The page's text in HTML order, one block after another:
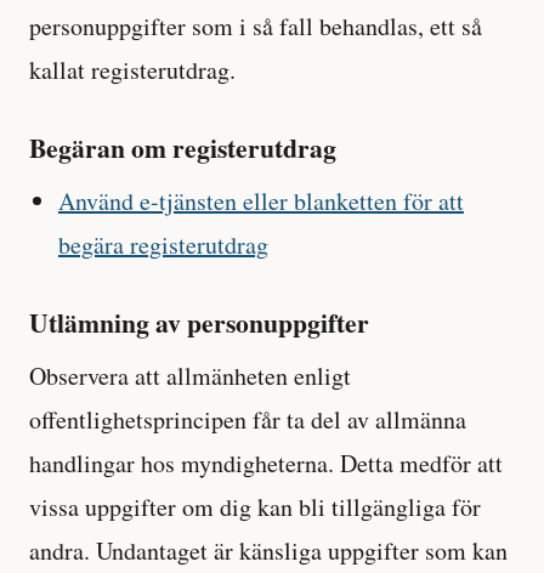
personuppgifter som i så fall behandlas, ett så
kallat registerutdrag.
Begäran om registerutdrag
Använd e-tjänsten eller blanketten för att
begära registerutdrag
Utlämning av personuppgifter
Observera att allmänheten enligt
offentlighetsprincipen får ta del av allmänna
handlingar hos myndigheterna. Detta medför att
vissa uppgifter om dig kan bli tillgängliga för
andra. Undantaget är känsliga uppgifter som kan